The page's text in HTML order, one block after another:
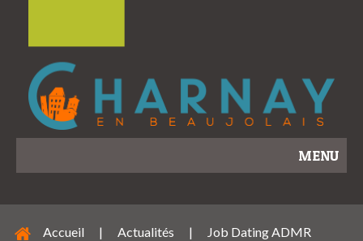
MENU
Accueil | Actualités | Job Dating ADMR